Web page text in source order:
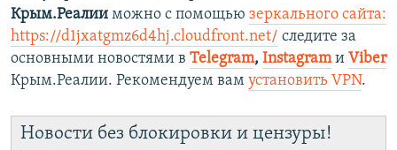
Крым.Реалии можно с помощью зеркального сайта:
https://d1jxatgmz6d4hj.cloudfront.net/ следите за
основными новостями в Telegram, Instagramи Viber
Крым.Реалии. Рекомендуем вам установить VPN.
Новости без блокировки и цензуры!